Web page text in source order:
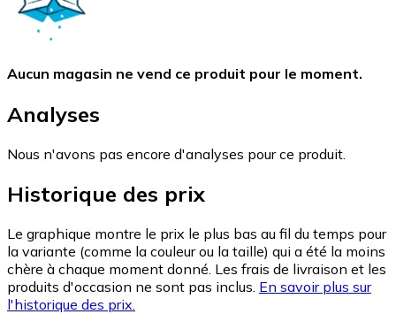
Aucun magasin ne vend ce produit pour le moment.
Analyses
Nous n'avons pas encore d'analyses pour ce produit.
Historique des prix
Le graphique montre le prix le plus bas au fil du temps pour
la variante (comme la couleur ou la taille) qui a été la moins
chère à chaque moment donné. Les frais de livraison et les
produits d'occasion ne sont pas inclus. En savoir plus sur
l'historique des prix.